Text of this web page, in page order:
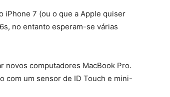
iPhone 7 (ou o que a Apple quiser
no entanto esperam-se várias
novos computadores MacBook Pro.
com um sensor de ID Touch e mini-